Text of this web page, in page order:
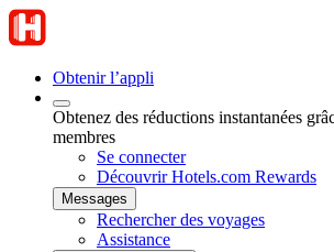
Obtenir l’appli
Obtenez des réductions instantanées
membres
Se connecter
Découvrir Hotels.com Rewards
Messages
Rechercher des voyages
Assistance